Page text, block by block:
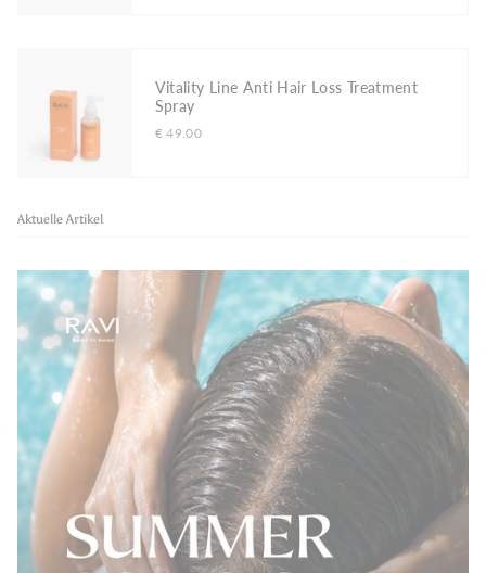
Vitality Line Anti Hair Loss Treatment
Spray
€ 49.00
Aktuelle Artikel